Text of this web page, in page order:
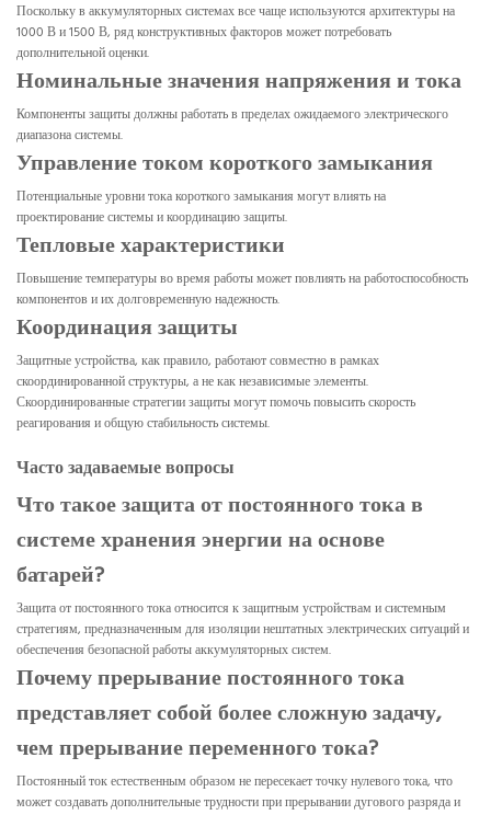
Поскольку в аккумуляторных системах все чаще используются архитектуры на
1000 В и 1500 В, ряд конструктивных факторов может потребовать
дополнительной оценки.
Номинальные значения напряжения и тока
Компоненты защиты должны работать в пределах ожидаемого электрического
диапазона системы.
Управление током короткого замыкания
Потенциальные уровни тока короткого замыкания могут влиять на
проектирование системы и координацию защиты.
Тепловые характеристики
Повышение температуры во время работы может повлиять на работоспособность
компонентов и их долговременную надежность.
Координация защиты
Защитные устройства, как правило, работают совместно в рамках
скоординированной структуры, а не как независимые элементы.
Скоординированные стратегии защиты могут помочь повысить скорость
реагирования и общую стабильность системы.
Часто задаваемые вопросы
Что такое защита от постоянного тока в
системе хранения энергии на основе
батарей?
Защита от постоянного тока относится к защитным устройствам и системным
стратегиям, предназначенным для изоляции нештатных электрических ситуаций и
обеспечения безопасной работы аккумуляторных систем.
Почему прерывание постоянного тока
представляет собой более сложную задачу,
чем прерывание переменного тока?
Постоянный ток естественным образом не пересекает точку нулевого тока, что
может создавать дополнительные трудности при прерывании дугового разряда и